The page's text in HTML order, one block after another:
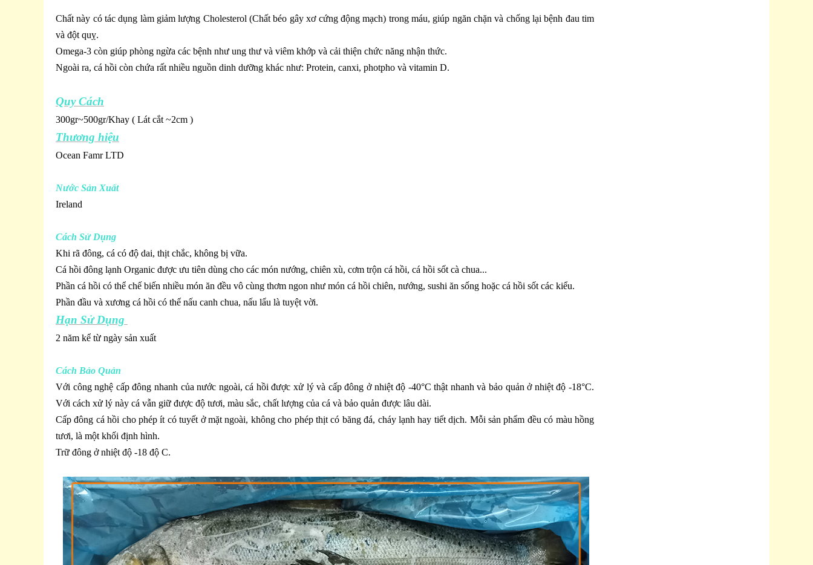
Chất này có tác dụng làm giảm lượng Cholesterol (Chất béo gây xơ cứng động mạch) trong máu, giúp ngăn chặn và chống lại bệnh đau tim
và đột quỵ.
Omega-3 còn giúp phòng ngừa các bệnh như ung thư và viêm khớp và cải thiện chức năng nhận thức.
Ngoài ra, cá hồi còn chứa rất nhiều nguồn dinh dưỡng khác như: Protein, canxi, photpho và vitamin D.
Quy Cách
300gr~500gr/Khay ( Lát cắt ~2cm )
Thương hiệu
Ocean Famr LTD
Nước Sản Xuất
Ireland
Cách Sử Dụng
Khi rã đông, cá có độ dai, thịt chắc, không bị vữa.
Cá hồi đông lạnh Organic được ưu tiên dùng cho các món nướng, chiên xù, cơm trộn cá hồi, cá hồi sốt cà chua...
Phần cá hồi có thể chế biến nhiều món ăn đều vô cùng thơm ngon như món cá hồi chiên, nướng, sushi ăn sống hoặc cá hồi sốt các kiểu.
Phần đầu và xương cá hồi có thể nấu canh chua, nấu lẩu là tuyệt vời.
Hạn Sử Dụng
2 năm kể từ ngày sản xuất
Cách Bảo Quản
Với công nghệ cấp đông nhanh của nước ngoài, cá hồi được xử lý và cấp đông ở nhiệt độ -40°C thật nhanh và bảo quản ở nhiệt độ -18°C.
Với cách xử lý này cá vẫn giữ được độ tươi, màu sắc, chất lượng của cá và bảo quản được lâu dài.
Cấp đông cá hồi cho phép ít có tuyết ở mặt ngoài, không cho phép thịt có băng đá, cháy lạnh hay tiết dịch. Mỗi sản phẩm đều có màu hồng
tươi, là một khối định hình.
Trữ đông ở nhiệt độ -18 độ C.